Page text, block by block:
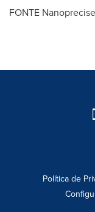
FONTE
Política de